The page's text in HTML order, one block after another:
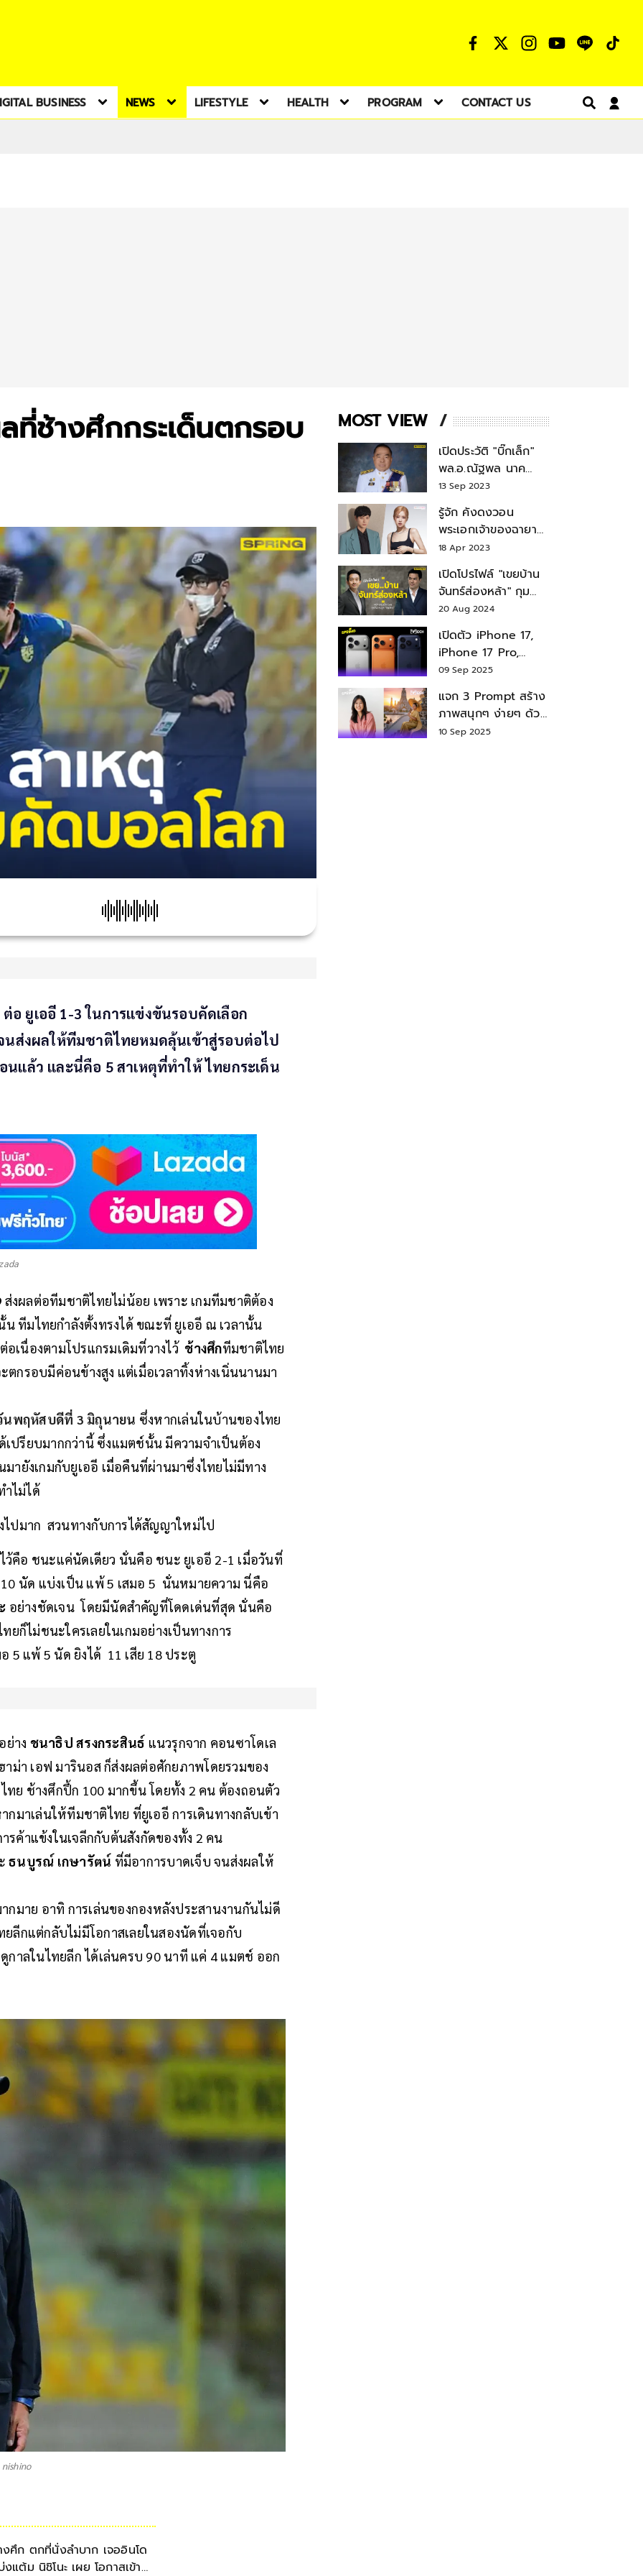
BUSINESS NEWS LIFESTYLE HEALTH PROGRAM CONTACT US
ที่ช้างศึกกระเด็นตกรอบ
ยูเออี 1-3 ในการแข่งขันรอบคัดเลือก
นส่งผลให้ทีมชาติไทยหมดลุ้นเข้าสู่รอบต่อไป
แล้ว และนี่คือ 5 สาเหตุที่ทำให้ ไทยกระเด็น
ส่งผลต่อทีมชาติไทยไม่น้อย เพราะ เกมทีมชาติต้อง
ทีมไทยกำลังตั้งทรงได้ ขณะที่ ยูเออี ณ เวลานั้น
เนื่องตามโปรแกรมเดิมที่วางไว้ ช้างศึกทีมชาติไทย
กรอบมีค่อนข้างสูง แต่เมื่อเวลาทิ้งห่างเนิ่นนานมา
นพฤหัสบดีที่ 3 มิถุนายน ซึ่งหากเล่นในบ้านของไทย
ปรียบมากกว่านี้ ซึ่งแมตช์นั้น มีความจำเป็นต้อง
ยังเกมกับยูเออี เมื่อคืนที่ผ่านมาซึ่งไทยไม่มีทาง
ไม่ได้
ปมาก สวนทางกับการได้สัญญาใหม่ไป
คือ ชนะแค่นัดเดียว นั่นคือ ชนะ ยูเออี 2-1 เมื่อวันที่
นัด แบ่งเป็น แพ้ 5 เสมอ 5 นั่นหมายความ นี่คือ
อย่างชัดเจน โดยมีนัดสำคัญที่โดดเด่นที่สุด นั่นคือ
ก็ไม่ชนะใครเลยในเกมอย่างเป็นทางการ
แพ้ 5 นัด ยิงได้ 11 เสีย 18 ประตู
ย่าง ชนาธิป สรงกระสินธ์ แนวรุกจาก คอนซาโดเล
ม่า เอฟ มารินอส ก็ส่งผลต่อศักยภาพโดยรวมของ
ย ช้างศึกปึ้ก 100 มากขึ้น โดยทั้ง 2 คน ต้องถอนตัว
กมาเล่นให้ทีมชาติไทย ที่ยูเออี การเดินทางกลับเข้า
ค้าแข้งในเจลีกกับต้นสังกัดของทั้ง 2 คน
ธนบูรณ์ เกษารัตน์ ที่มีอาการบาดเจ็บ จนส่งผลให้
กมาย อาทิ การเล่นของกองหลังประสานงานกันไม่ดี
กแต่กลับไม่มีโอกาสเลยในสองนัดที่เจอกับ
าลในไทยลีก ได้เล่นครบ 90 นาที แค่ 4 แมตช์ ออก
งศึก ตกที่นั่งลำบาก เจออินโด
งแต้ม นิชิโนะ เผย โอกาสเข้า
MOST VIEW
เปิดประวัติ "บิ๊กเล็ก"
พล.อ.ณัฐพล นาค
พาณิชย์ จากเลขาฯ
สมช.-เลขาฯ
รมว.กลาโหม
13 Sep 2023
รู้จัก คังดงวอน
พระเอกเจ้าของฉายา
สมบัติแห่งชาติ หลังมี
18 Apr 2023
เปิดโปรไฟล์ "เขยบ้าน
จันทร์ส่องหล้า" กุม
บังเหียนธุรกิจตระกูล
"ชินวัตร"
20 Aug 2024
เปิดตัว iPhone 17,
iPhone 17 Pro,
iPhone 17 Air สเปค
09 Sep 2025
แจก 3 Prompt สร้าง
ภาพสนุกๆ ง่ายๆ ด้วย
Nano Banana ใน
10 Sep 2025